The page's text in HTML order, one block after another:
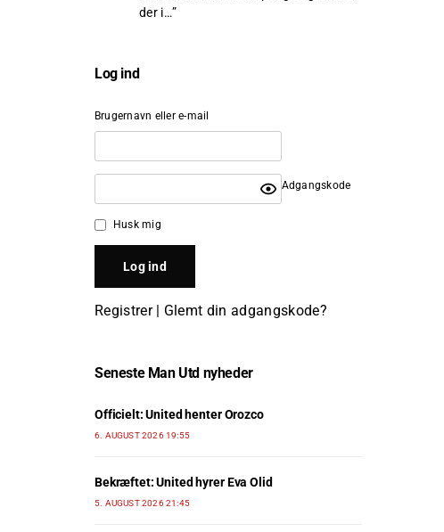
der i…”
Log ind
Brugernavn eller e-mail
Adgangskode
Husk mig
Registrer| Glemt din adgangskode?
Seneste Man Utd nyheder
Officielt: United henter Orozco
6. AUGUST 2026 19:55
Bekræftet: United hyrer Eva Olid
5. AUGUST 2026 21:45